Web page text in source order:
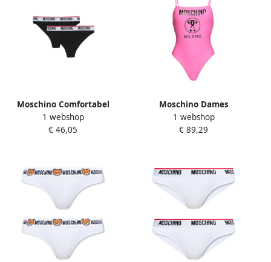
Moschino Comfortabel
Ondergoed Black Dames
1 webshop
€ 46,05
Moschino Dames
Ondergoed Kostuum
Speelgoed Pink Dames
1 webshop
€ 89,29